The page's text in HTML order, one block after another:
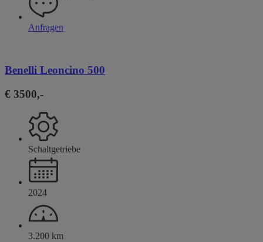
Anfragen
Benelli Leoncino 500
€ 3500,-
Schaltgetriebe
2024
3.200 km